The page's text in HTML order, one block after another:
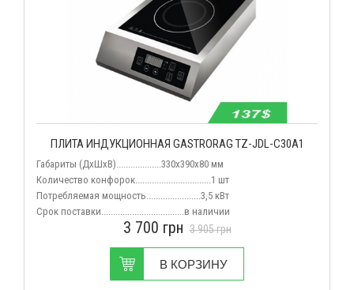
ПЛИТА ИНДУКЦИОННАЯ GASTRORAG TZ-JDL-C30A1
Габариты (ДхШхВ)...................330х390х80 мм
Количество конфорок................................1 шт
Потребляемая мощность.......................3,5 кВт
Срок поставки...................................в наличии
3 700 грн 3 905грн
В КОРЗИНУ